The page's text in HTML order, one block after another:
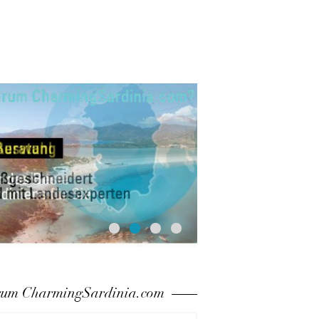
CharmingSardinia.com